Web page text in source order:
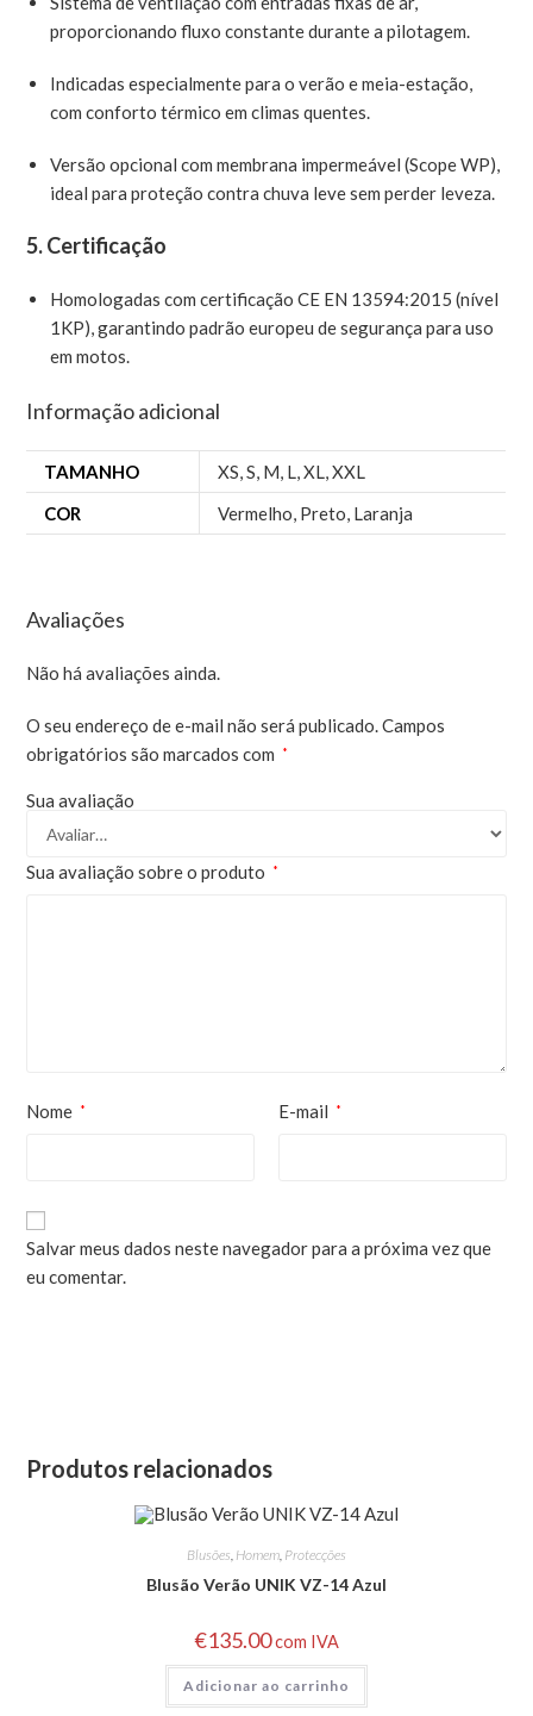
proporcionando fluxo constante durante a pilotagem.
Indicadas especialmente para o verão e meia-estação,
com conforto térmico em climas quentes.
Versão opcional com membrana impermeável (Scope WP),
ideal para proteção contra chuva leve sem perder leveza.
5.Certificação
Homologadas com certificação CE EN 13594:2015 (nível
1KP), garantindo padrão europeu de segurança para uso
em motos.
Informação adicional
TAMANHO XS,S, M, L,XL,XXL
COR
Vermelho, Preto, Laranja
Avaliações
Não há avaliações ainda.
O seu endereço de e-mail não será publicado.Campos
obrigatórios são marcados com
*
Sua avaliação
Sua avaliação sobre o produto *
Nome * E-mail *
Salvar meus dados neste navegador para a próxima vez que
eu comentar.
Produtos relacionados
Blusões Homem Protecções
Blusão Verão UNIK VZ-14 Azul
€135.00com IVA
Adicionar ao carrinho